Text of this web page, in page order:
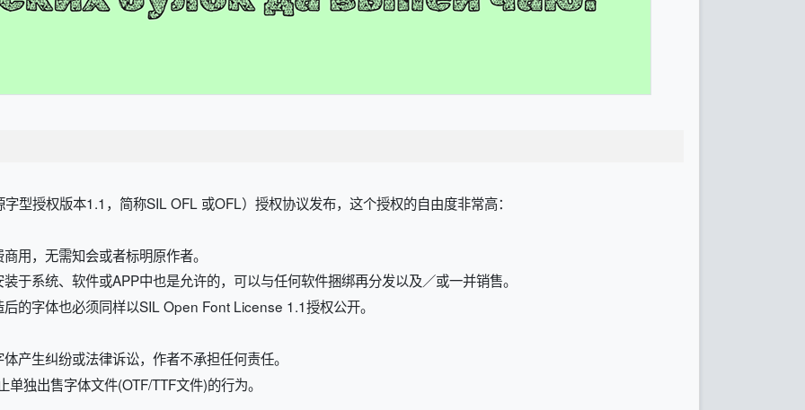
型授权版本1.1，简称SIL OFL 或OFL）授权协议发布，这个授权的自由度非常高：
用，无需知会或者标明原作者。
于系统、软件或APP中也是允许的，可以与任何软件捆绑再分发以及／或一并销售。
的字体也必须同样以SIL Open Font License 1.1授权公开。
产生纠纷或法律诉讼，作者不承担任何责任。
独出售字体文件(OTF/TTF文件)的行为。